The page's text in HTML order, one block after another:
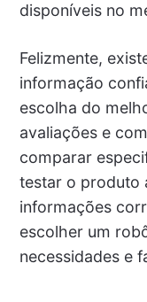
disponíveis no
Felizmente,
informação
escolha do
avaliações e
comparar
testar o produto
informações
escolher um
necessidades e